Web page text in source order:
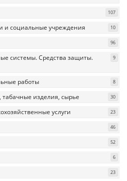
107
и социальные учреждения 10
96
системы. Средства защиты.
9
работы 8
изделия, сырье 30
услуги 23
46
52
6
23